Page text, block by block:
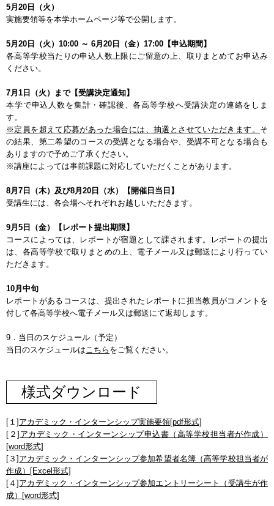
5月20日（火）
実施要領等を本学ホームページ等で公開します。
5月20日（火）10:00 ～ 6月20日（金）17:00【申込期間】
各高等学校当たりの申込人数上限にご留意の上、取りまとめてお申込み
ください。
7月1日（火）まで【受講決定通知】
本学で申込人数を集計・確認後、各高等学校へ受講決定の連絡をしま
す。
※定員を超えて応募があった場合には、抽選とさせていただきます。 そ
の結果、第二希望のコースの受講となる場合や、受講不可となる場合も
ありますので予めご了承ください。
※講座によっては事前課題に対応していただくことがあります。
8月7日（木）及び8月20日（水）【開催日当日】
受講生には、各会場へそれぞれお越しいただきます。
9月5日（金）【レポート提出期限】
コースによっては、レポートが宿題として課されます。レポートの提出
は、各高等学校で取りまとめの上、電子メール又は郵送により行ってい
ただきます。
10月中旬
レポートがあるコースは、提出されたレポートに担当教員がコメントを
付して各高等学校へ電子メール又は郵送にて返却します。
9．当日のスケジュール（予定）
当日のスケジュールはこちら をご覧ください。
様式ダウンロード
[１] アカデミック・インターンシップ実施要領[pdf形式]
[２] アカデミック・インターンシップ申込書（高等学校担当者が作成）
[word形式]
[３] アカデミック・インターンシップ参加希望者名簿（高等学校担当者が
作成）[Excel形式]
[４] アカデミック・インターンシップ参加エントリーシート（受講生が作
成）[word形式]